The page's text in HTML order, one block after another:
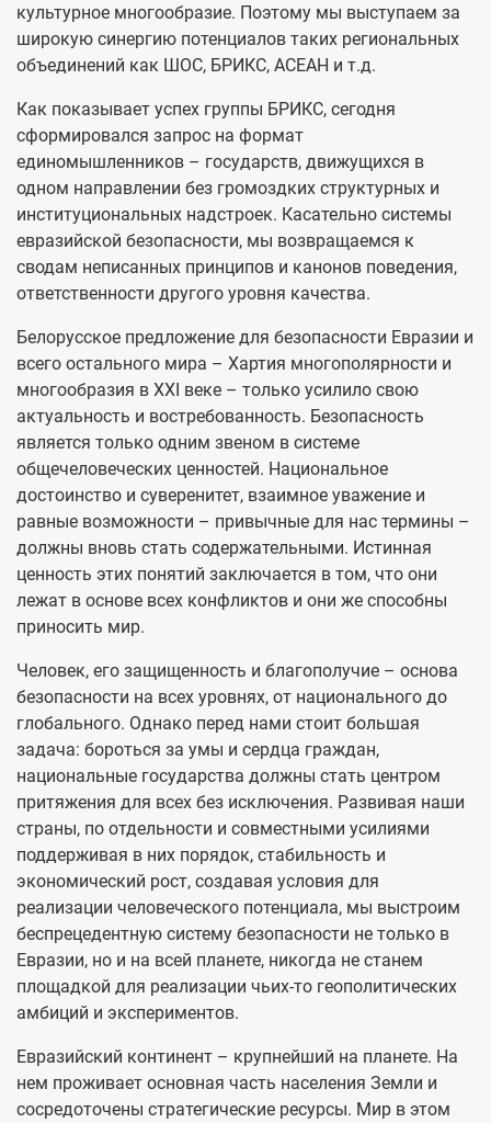
культурное многообразие. Поэтому мы выступаем за
широкую синергию потенциалов таких региональных
объединений как ШОС, БРИКС, АСЕАН и т.д.
Как показывает успех группы БРИКС, сегодня
сформировался запрос на формат
единомышленников – государств, движущихся в
одном направлении без громоздких структурных и
институциональных надстроек. Касательно системы
евразийской безопасности, мы возвращаемся к
сводам неписанных принципов и канонов поведения,
ответственности другого уровня качества.
Белорусское предложение для безопасности Евразии и
всего остального мира – Хартия многополярности и
многообразия в XXI веке – только усилило свою
актуальность и востребованность. Безопасность
является только одним звеном в системе
общечеловеческих ценностей. Национальное
достоинство и суверенитет, взаимное уважение и
равные возможности – привычные для нас термины –
должны вновь стать содержательными. Истинная
ценность этих понятий заключается в том, что они
лежат в основе всех конфликтов и они же способны
приносить мир.
Человек, его защищенность и благополучие – основа
безопасности на всех уровнях, от национального до
глобального. Однако перед нами стоит большая
задача: бороться за умы и сердца граждан,
национальные государства должны стать центром
притяжения для всех без исключения. Развивая наши
страны, по отдельности и совместными усилиями
поддерживая в них порядок, стабильность и
экономический рост, создавая условия для
реализации человеческого потенциала, мы выстроим
беспрецедентную систему безопасности не только в
Евразии, но и на всей планете, никогда не станем
площадкой для реализации чьих-то геополитических
амбиций и экспериментов.
Евразийский континент – крупнейший на планете. На
нем проживает основная часть населения Земли и
сосредоточены стратегические ресурсы. Мир в этом